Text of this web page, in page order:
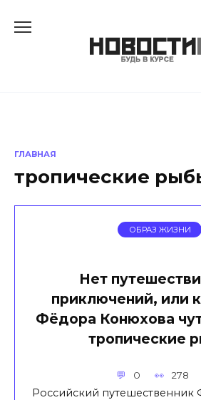
ГЛАВНАЯ
тропические
ОБРАЗ ЖИЗНИ
Нет
приключений, или
Фёдора Конюхова
тропические
0 278
Российский